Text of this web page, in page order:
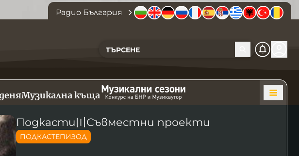
Радио България
Музикална къща
Подкасти〣 Съвместни проекти
ПОДКАСТЕПИЗОД